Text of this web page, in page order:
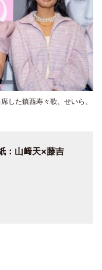
した鎮西寿々歌、せいら、
：山﨑天×藤吉